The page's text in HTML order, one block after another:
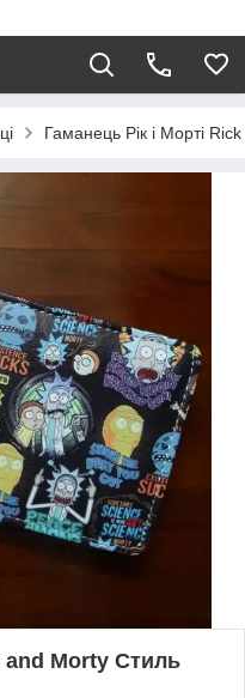
Гаманець Рік і Морті
and Morty Стиль